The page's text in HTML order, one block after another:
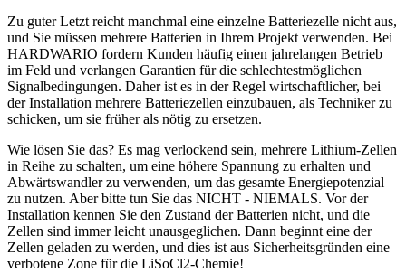
Zu guter Letzt reicht manchmal eine einzelne Batteriezelle nicht aus,
und Sie müssen mehrere Batterien in Ihrem Projekt verwenden. Bei
HARDWARIO fordern Kunden häufig einen jahrelangen Betrieb
im Feld und verlangen Garantien für die schlechtestmöglichen
Signalbedingungen. Daher ist es in der Regel wirtschaftlicher, bei
der Installation mehrere Batteriezellen einzubauen, als Techniker zu
schicken, um sie früher als nötig zu ersetzen.
Wie lösen Sie das? Es mag verlockend sein, mehrere Lithium-Zellen
in Reihe zu schalten, um eine höhere Spannung zu erhalten und
Abwärtswandler zu verwenden, um das gesamte Energiepotenzial
zu nutzen. Aber bitte tun Sie das NICHT - NIEMALS. Vor der
Installation kennen Sie den Zustand der Batterien nicht, und die
Zellen sind immer leicht unausgeglichen. Dann beginnt eine der
Zellen geladen zu werden, und dies ist aus Sicherheitsgründen eine
verbotene Zone für die LiSoCl2-Chemie!